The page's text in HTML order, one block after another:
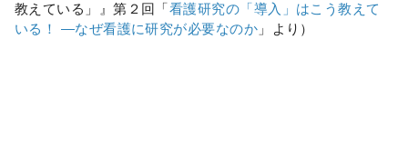
教えている」』第２回「看護研究の「導入」はこう教えて
いる！ ―なぜ看護に研究が必要なのか 」より）